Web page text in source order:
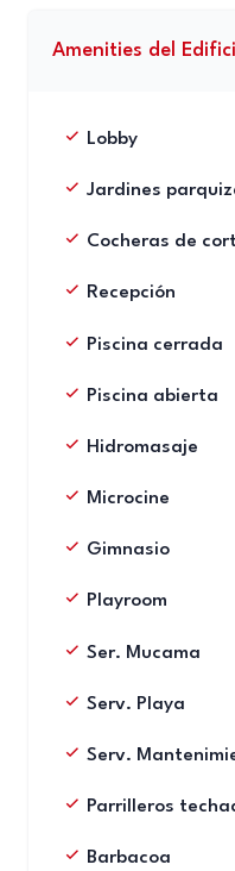
Amenities del
Lobby
Jardines
Cocheras de
Recepción
Piscina cerrada
Piscina abierta
Hidromasaje
Microcine
Gimnasio
Playroom
Ser. Mucama
Serv. Playa
Serv.
Parrilleros
Barbacoa